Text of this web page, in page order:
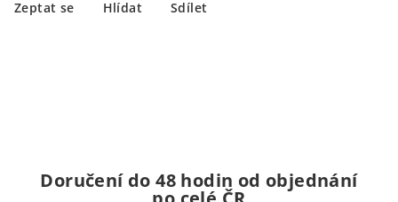
Zeptat se Hlídat Sdílet
Doručení do 48 hodin od objednání